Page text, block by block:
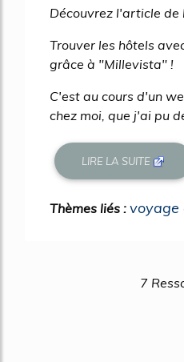
Découvrez l'article de
Trouver les hôtels
grâce à "Millevista" !
C'est au cours d'un
chez moi, que j'ai pu
LIRE LA SUITE
Thèmes liés : voyage
7